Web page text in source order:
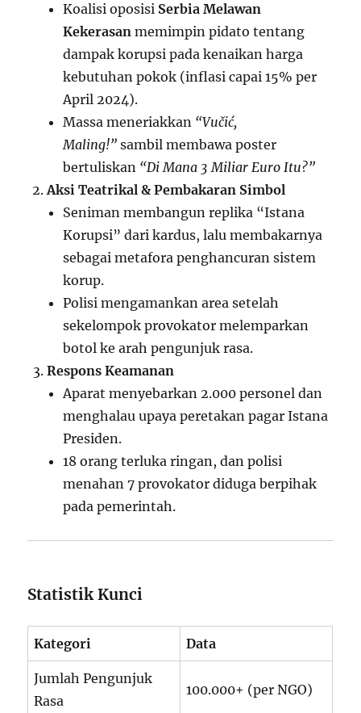
Koalisi oposisi Serbia Melawan
Kekerasan memimpin pidato tentang
dampak korupsi pada kenaikan harga
kebutuhan pokok (inflasi capai 15% per
April 2024).
Massa meneriakkan “Vučić,
Maling!” sambil membawa poster
bertuliskan “Di Mana 3 Miliar Euro Itu?”
Aksi Teatrikal & Pembakaran Simbol
Seniman membangun replika “Istana
Korupsi” dari kardus, lalu membakarnya
sebagai metafora penghancuran sistem
korup.
Polisi mengamankan area setelah
sekelompok provokator melemparkan
botol ke arah pengunjuk rasa.
Respons Keamanan
Aparat menyebarkan 2.000 personel dan
menghalau upaya peretakan pagar Istana
Presiden.
18 orang terluka ringan, dan polisi
menahan 7 provokator diduga berpihak
pada pemerintah.
Statistik Kunci
Kategori Data
Jumlah Pengunjuk
Rasa
100.000+ (per NGO)